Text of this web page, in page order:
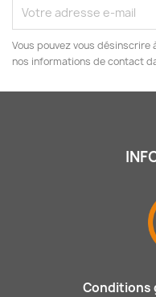
Vous pouvez vous désinscrire
nos informations de contact
Conditions